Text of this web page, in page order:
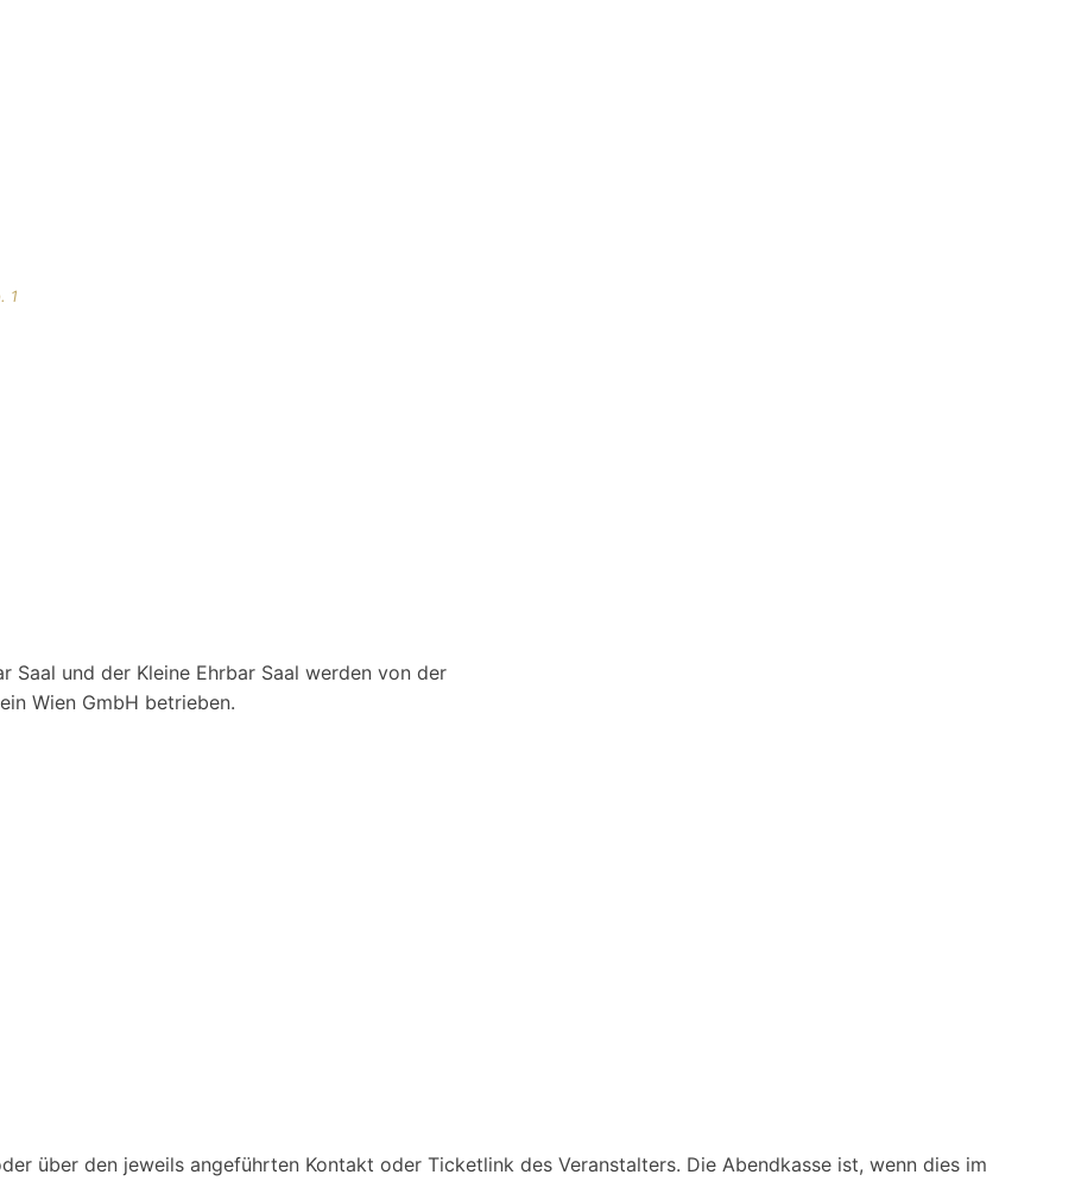
1
Saal und der Kleine Ehrbar Saal werden von der
Wien GmbH betrieben.
über den jeweils angeführten Kontakt oder Ticketlink des Veranstalters. Die Abendkasse ist, wenn dies im